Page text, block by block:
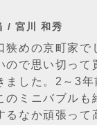
/ 宮川 和秀
狭めの京町家で
ので思い切って
ました。2～3年
のミニバブルも
るなか頑張って